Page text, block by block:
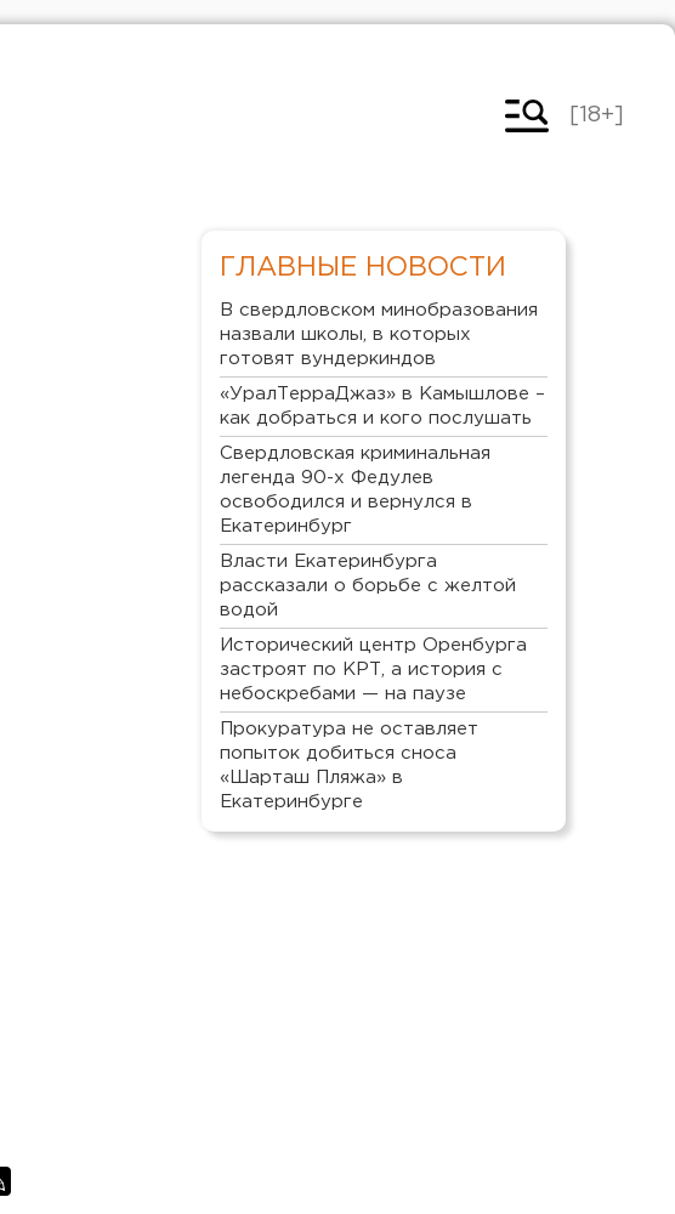
[18+]
ГЛАВНЫЕ НОВОСТИ
В свердловском минобразования
назвали школы, в которых
готовят вундеркиндов
«УралТерраДжаз» в Камышлове –
как добраться и кого послушать
Свердловская криминальная
легенда 90-х Федулев
освободился и вернулся в
Екатеринбург
Власти Екатеринбурга
рассказали о борьбе с желтой
водой
Исторический центр Оренбурга
застроят по КРТ, а история с
небоскребами — на паузе
Прокуратура не оставляет
попыток добиться сноса
«Шарташ Пляжа» в
Екатеринбурге